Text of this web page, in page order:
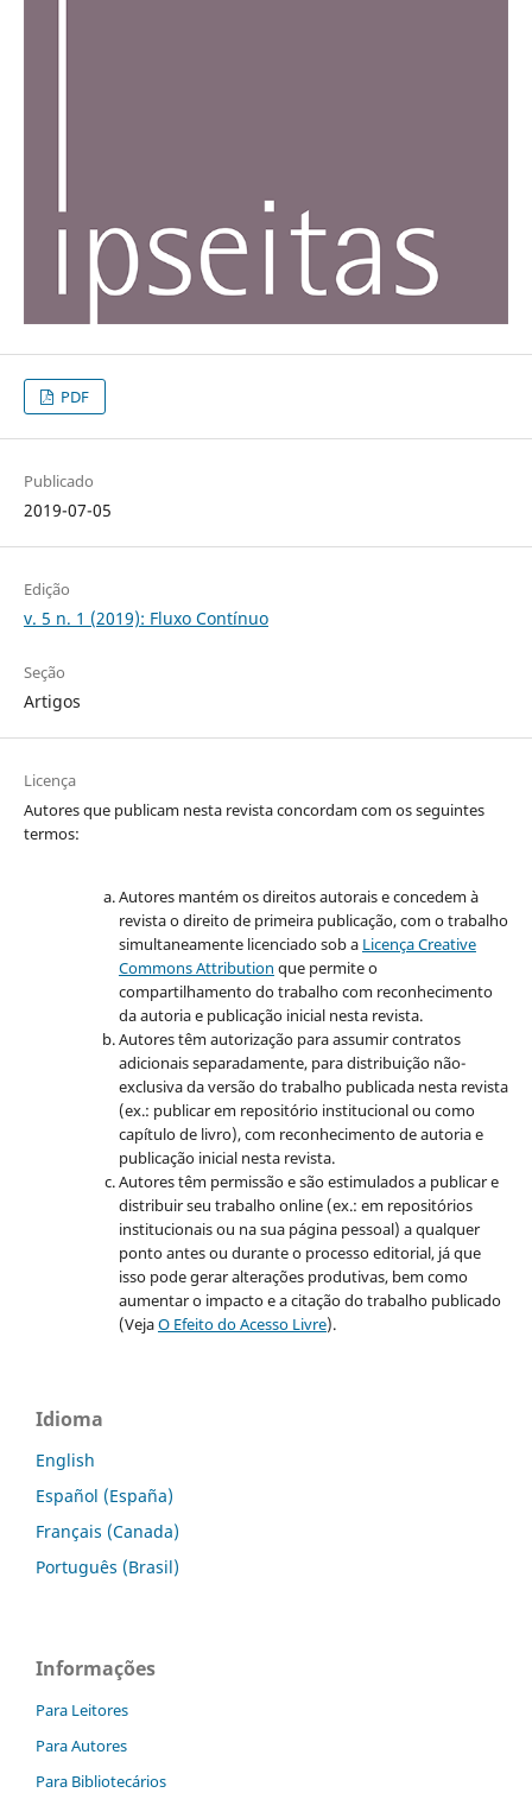
PDF
Publicado
2019-07-05
Edição
v. 5 n. 1 (2019): Fluxo Contínuo
Seção
Artigos
Licença
Autores que publicam nesta revista concordam com os seguintes
termos:
Autores mantém os direitos autorais e concedem à
revista o direito de primeira publicação, com o trabalho
simultaneamente licenciado sob a Licença Creative
Commons Attribution que permite o
compartilhamento do trabalho com reconhecimento
da autoria e publicação inicial nesta revista.
Autores têm autorização para assumir contratos
adicionais separadamente, para distribuição não-
exclusiva da versão do trabalho publicada nesta revista
(ex.: publicar em repositório institucional ou como
capítulo de livro), com reconhecimento de autoria e
publicação inicial nesta revista.
Autores têm permissão e são estimulados a publicar e
distribuir seu trabalho online (ex.: em repositórios
institucionais ou na sua página pessoal) a qualquer
ponto antes ou durante o processo editorial, já que
isso pode gerar alterações produtivas, bem como
aumentar o impacto e a citação do trabalho publicado
(VejaO Efeito do Acesso Livre).
Idioma
English
Español (España)
Français (Canada)
Português (Brasil)
Informações
Para Leitores
Para Autores
Para Bibliotecários